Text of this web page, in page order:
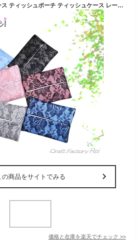
ポケットティッシュケース ティッシュポーチ ティッシュケース レース ティッシュ入れ 上品 エレガント ガーリー 姫系 大人 北欧 ローズ 薔薇 プチ ピンク 水色 グレー 黒 フォーマル 人気 自社ブランド入園・入学準備 可愛い お洒落 母の日ギフト
の商品をサイトでみる
価格と在庫を楽天でチェック >>